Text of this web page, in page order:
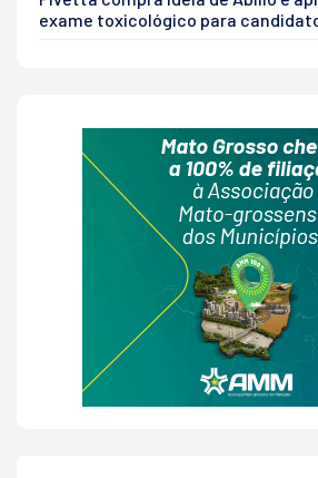
exame toxicológico para